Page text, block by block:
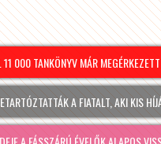
000 TANKÖNYV MÁR MEGÉRKEZETT
A FIATALT, AKI KIS HÍJÁN